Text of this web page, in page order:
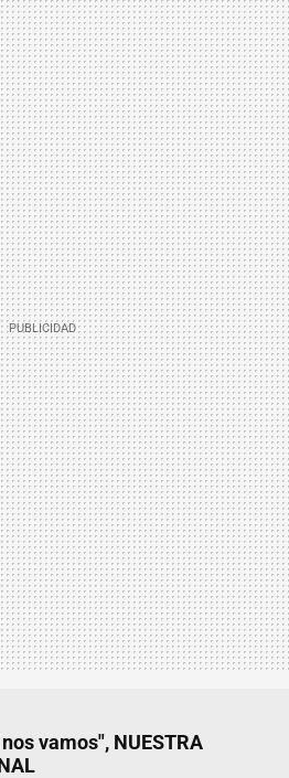
vamos", NUESTRA